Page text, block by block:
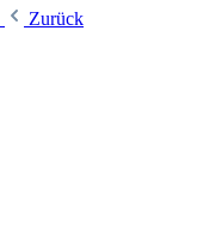
Zurück